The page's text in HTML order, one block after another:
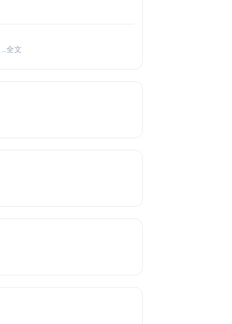
...全文